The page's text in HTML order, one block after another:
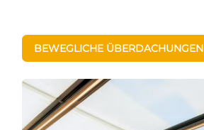
BEWEGLICHE ÜBERDACHUNGEN